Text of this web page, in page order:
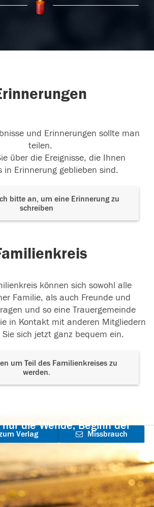
und Erinnerungen sollte man
teilen.
über die Ereignisse, die Ihnen
in Erinnerung geblieben sind.
bitte an, um eine Erinnerung zu
schreiben
können sich sowohl alle
Familie, als auch Freunde und
und so eine Trauergemeinde
in Kontakt mit anderen Mitgliedern
sich jetzt ganz bequem ein.
um Teil des Familienkreises zu
werden.
die Wende, Beginn der
Verlag
Missbrauch